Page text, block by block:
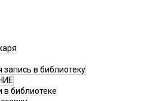
в библиотеку
библиотеке